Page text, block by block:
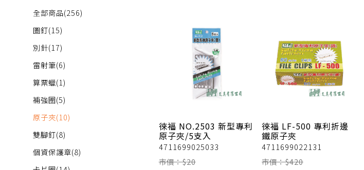
全部商品(256)
圖釘(15)
別針(17)
雷射筆(6)
算票蠟(1)
補強圈(5)
原子夾(10)
雙腳釘(8)
個資保護章(8)
徠福 NO.2503 新型專利
原子夾/5支入
4711699025033
市價：$20
徠福 LF-500 專利折邊
鐵原子夾
4711699022131
市價：$420